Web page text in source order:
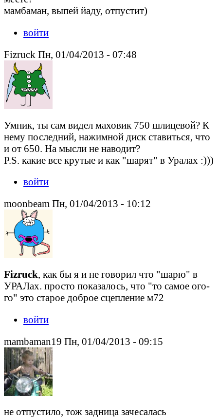
мамбаман, выпей йаду, отпустит)
войти
Fizruck Пн, 01/04/2013 - 07:48
Умник, ты сам видел маховик 750 шлицевой? К
нему последний, нажимной диск ставиться, что
и от 650. На мысли не наводит?
P.S. какие все крутые и как "шарят" в Уралах :)))
войти
moonbeam Пн, 01/04/2013 - 10:12
Fizruck, как бы я и не говорил что "шарю" в
УРАЛах. просто показалось, что "то самое ого-
го" это старое доброе сцепление м72
войти
mambaman19 Пн, 01/04/2013 - 09:15
не отпустило, тож задница зачесалась